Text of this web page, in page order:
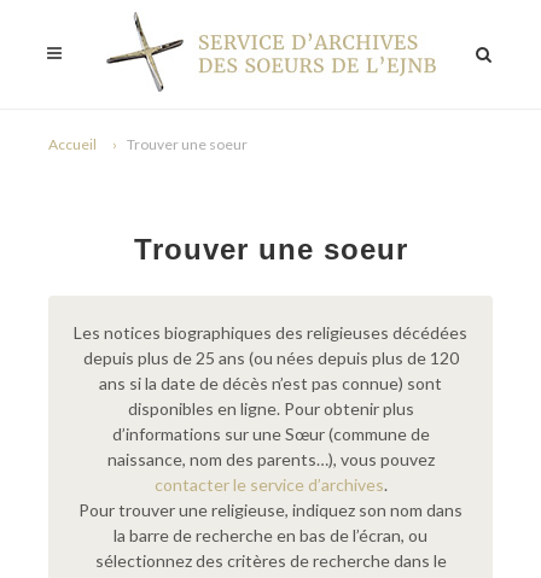
Accueil Trouver une soeur
Trouver une soeur
Les notices biographiques des religieuses décédées
depuis plus de 25 ans (ou nées depuis plus de 120
ans si la date de décès n’est pas connue) sont
disponibles en ligne. Pour obtenir plus
d’informations sur une Sœur (commune de
naissance, nom des parents…), vous pouvez
contacter le service d’archives.
Pour trouver une religieuse, indiquez son nom dans
la barre de recherche en bas de l’écran, ou
sélectionnez des critères de recherche dans le